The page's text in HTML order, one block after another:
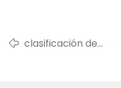
clasificación de